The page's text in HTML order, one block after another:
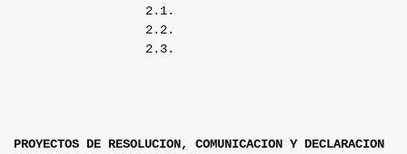
2.1.
2.2.
2.3.
PROYECTOS DE RESOLUCION, COMUNICACION Y DECLARACION